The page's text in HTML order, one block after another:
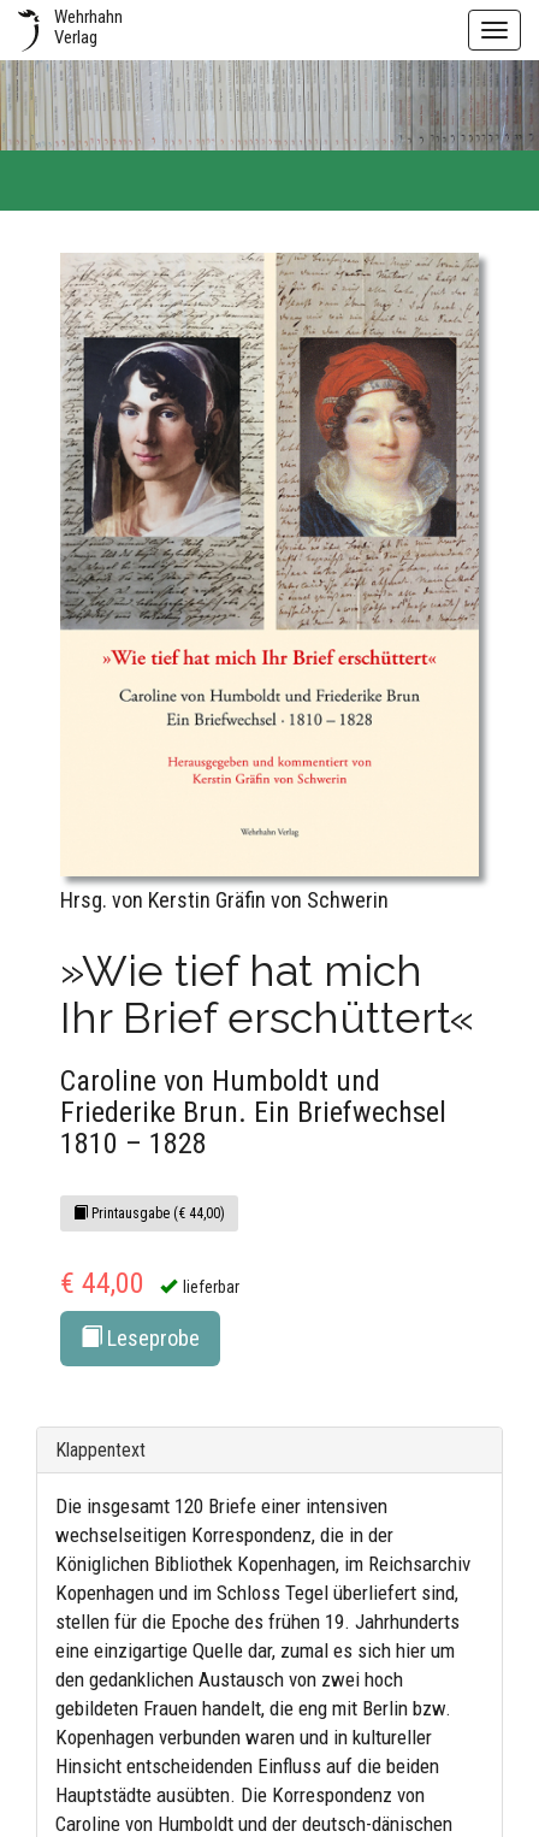
Wehrhahn
Verlag
Hrsg. von Kerstin Gräfin von Schwerin
»Wie tief hat mich
Ihr Brief erschüttert«
Caroline von Humboldt und
Friederike Brun. Ein Briefwechsel
1810 – 1828
Printausgabe (€ 44,00)
€ 44,00 lieferbar
Leseprobe
Klappentext
Die insgesamt 120 Briefe einer intensiven
wechselseitigen Korrespondenz, die in der
Königlichen Bibliothek Kopenhagen, im Reichsarchiv
Kopenhagen und im Schloss Tegel überliefert sind,
stellen für die Epoche des frühen 19. Jahrhunderts
eine einzigartige Quelle dar, zumal es sich hier um
den gedanklichen Austausch von zwei hoch
gebildeten Frauen handelt, die eng mit Berlin bzw.
Kopenhagen verbunden waren und in kultureller
Hinsicht entscheidenden Einfluss auf die beiden
Hauptstädte ausübten. Die Korrespondenz von
Caroline von Humboldt und der deutsch-dänischen